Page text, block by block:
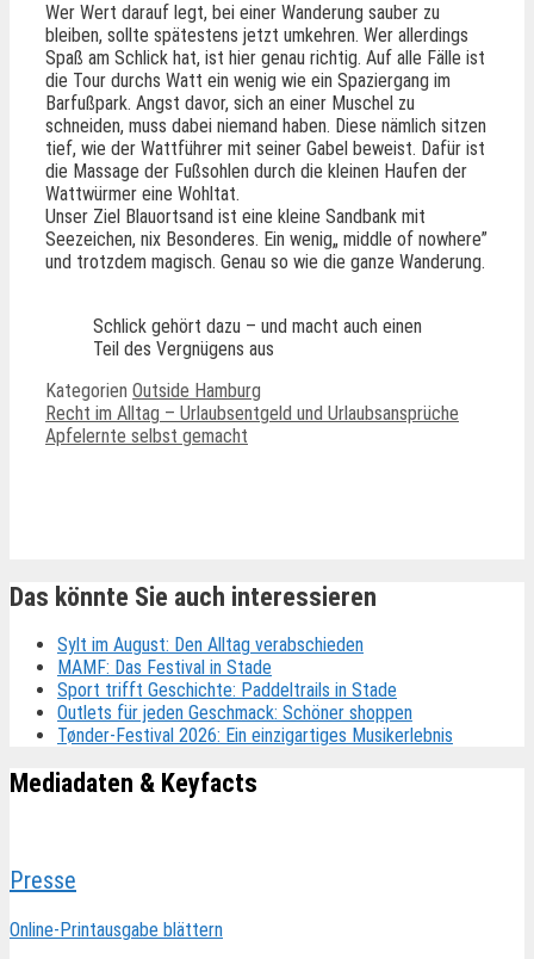
Wer Wert darauf legt, bei einer Wanderung sauber zu
bleiben, sollte spätestens jetzt umkehren. Wer allerdings
Spaß am Schlick hat, ist hier genau richtig. Auf alle Fälle ist
die Tour durchs Watt ein wenig wie ein Spaziergang im
Barfußpark. Angst davor, sich an einer Muschel zu
schneiden, muss dabei niemand haben. Diese nämlich sitzen
tief, wie der Wattführer mit seiner Gabel beweist. Dafür ist
die Massage der Fußsohlen durch die kleinen Haufen der
Wattwürmer eine Wohltat.
Unser Ziel Blauortsand ist eine kleine Sandbank mit
Seezeichen, nix Besonderes. Ein wenig„ middle of nowhere”
und trotzdem magisch. Genau so wie die ganze Wanderung.
Schlick gehört dazu – und macht auch einen
Teil des Vergnügens aus
Kategorien Outside Hamburg
Recht im Alltag – Urlaubsentgeld und Urlaubsansprüche
Apfelernte selbst gemacht
Das könnte Sie auch interessieren
Sylt im August: Den Alltag verabschieden
MAMF: Das Festival in Stade
Sport trifft Geschichte: Paddeltrails in Stade
Outlets für jeden Geschmack: Schöner shoppen
Tønder-Festival 2026: Ein einzigartiges Musikerlebnis
Mediadaten & Keyfacts
Presse
Online-Printausgabe blättern